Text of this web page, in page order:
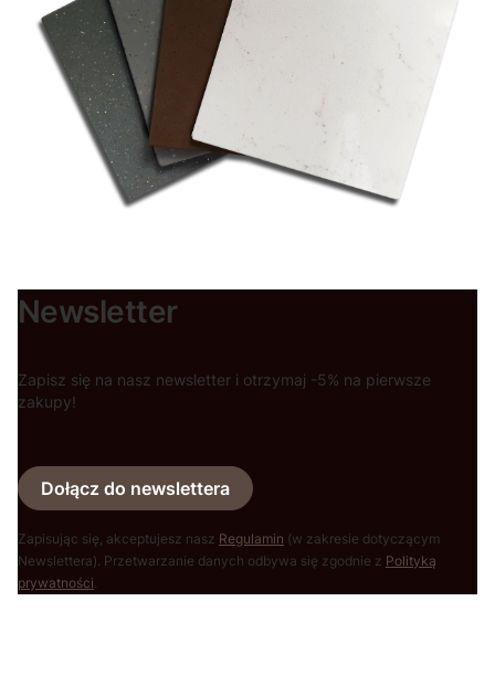
Newsletter
Zapisz się na nasz newsletter i otrzymaj -5% na pierwsze
zakupy!
Dołącz do newslettera
Zapisując się, akceptujesz nasz Regulamin (w zakresie dotyczącym
Newslettera). Przetwarzanie danych odbywa się zgodnie z Polityką
prywatności.